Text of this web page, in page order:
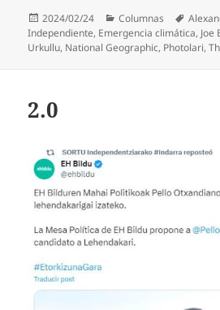
Publicado
el
2024/02/24 Categorías
Columnas
Independiente, Emergencia climática, Joe
Urkullu, National Geographic, Photolari,
2.0